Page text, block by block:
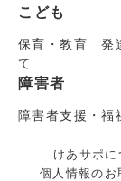
こども
保育・教育 発
て
障害者
障害者支援・福
けあサポに
個人情報のお